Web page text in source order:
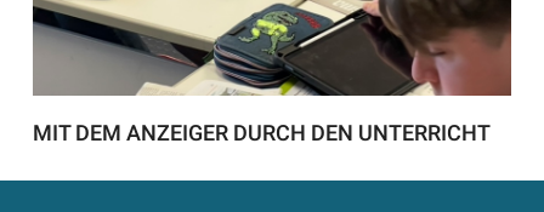
MIT DEM ANZEIGER DURCH DEN UNTERRICHT